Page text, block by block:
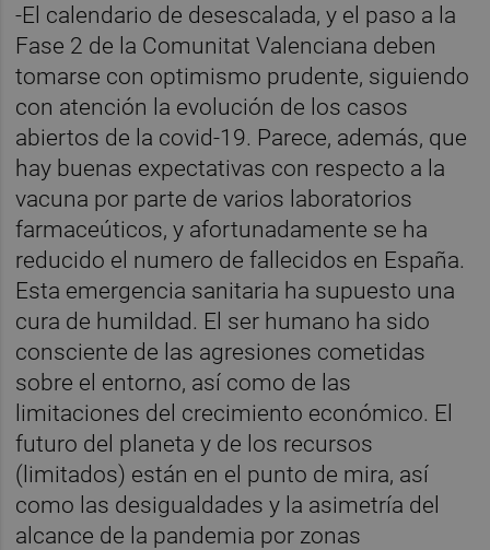
-El calendario de desescalada, y el paso a la
Fase 2 de la Comunitat Valenciana deben
tomarse con optimismo prudente, siguiendo
con atención la evolución de los casos
abiertos de la covid-19. Parece, además, que
hay buenas expectativas con respecto a la
vacuna por parte de varios laboratorios
farmaceúticos, y afortunadamente se ha
reducido el numero de fallecidos en España.
Esta emergencia sanitaria ha supuesto una
cura de humildad. El ser humano ha sido
consciente de las agresiones cometidas
sobre el entorno, así como de las
limitaciones del crecimiento económico. El
futuro del planeta y de los recursos
(limitados) están en el punto de mira, así
como las desigualdades y la asimetría del
alcance de la pandemia por zonas